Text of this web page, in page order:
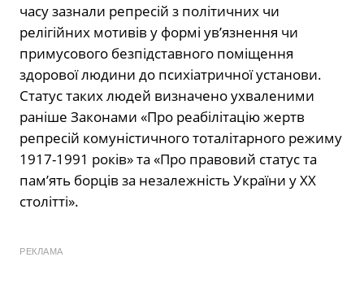
часу зазнали репресій з політичних чи
релігійних мотивів у формі ув’язнення чи
примусового безпідставного поміщення
здорової людини до психіатричної установи.
Статус таких людей визначено ухваленими
раніше Законами «Про реабілітацію жертв
репресій комуністичного тоталітарного режиму
1917-1991 років» та «Про правовий статус та
пам’ять борців за незалежність України у XX
столітті».
РЕКЛАМА